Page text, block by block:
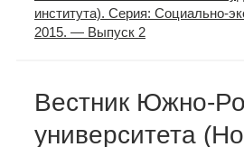
института). Серия: Социально-
2015. — Выпуск 2
Вестник Южно-
университета